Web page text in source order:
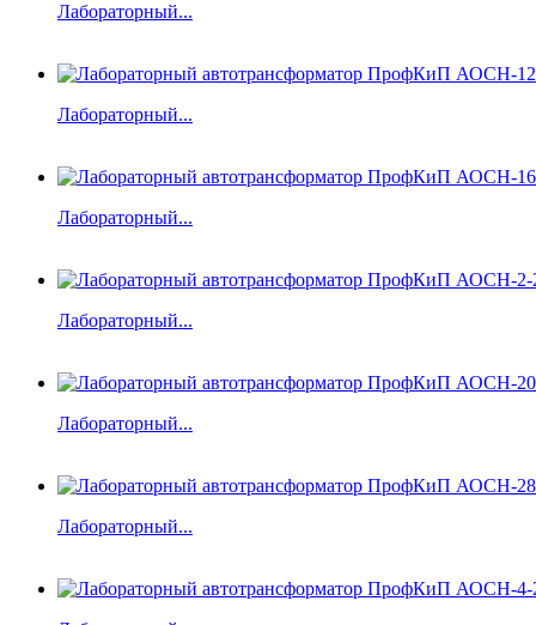
Лабораторный...
Лабораторный...
Лабораторный...
Лабораторный...
Лабораторный...
Лабораторный...